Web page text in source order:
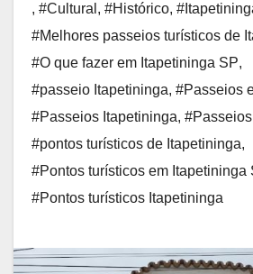
, #Cultural , #Histórico,
#Melhores passeios turísticos de
#O que fazer em Itapetininga SP,
#passeio Itapetininga, #Passeios
#Passeios Itapetininga,
#pontos turísticos de Itapetininga,
#Pontos turísticos em Itapetininga
#Pontos turísticos Itapetininga